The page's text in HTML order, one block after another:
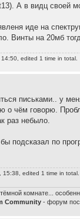
А в видц
иде на
Винты на 20мб
edited 1 time in total.
письками.. у
о чём говорю.
раз небыло.
подсказал по
15:38, edited 1 time in total.
комнате...
Community - форум